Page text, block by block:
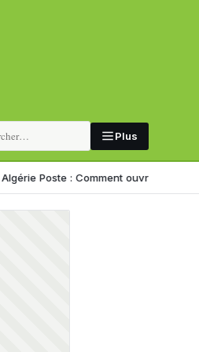
Plus
: Comment ouvrir un compte CCP